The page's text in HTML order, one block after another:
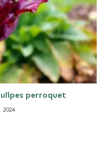
perroquet